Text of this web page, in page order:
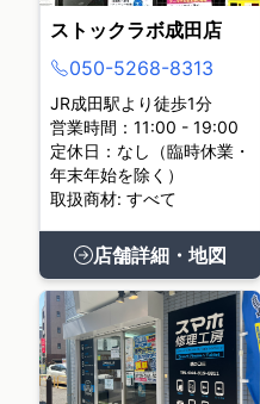
ストックラボ成田店
050-5268-8313
JR成田駅より徒歩1分
営業時間：11:00 - 19:00
定休日：なし（臨時休業・
年末年始を除く）
取扱商材: すべて
店舗詳細・地図